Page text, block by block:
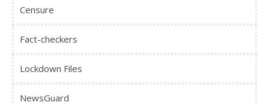
Censure
Fact-checkers
Lockdown Files
NewsGuard